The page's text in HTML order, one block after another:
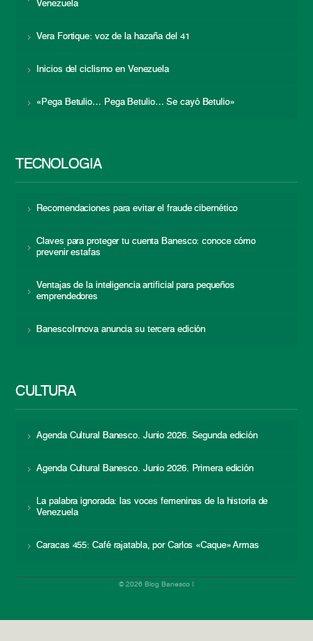
Venezuela
Vera Fortique: voz de la hazaña del 41
Inicios del ciclismo en Venezuela
«Pega Betulio… Pega Betulio… Se cayó Betulio»
TECNOLOGÍA
Recomendaciones para evitar el fraude cibernético
Claves para proteger tu cuenta Banesco: conoce cómo
prevenir estafas
Ventajas de la inteligencia artificial para pequeños
emprendedores
BanescoInnova anuncia su tercera edición
CULTURA
Agenda Cultural Banesco. Junio 2026. Segunda edición
Agenda Cultural Banesco. Junio 2026. Primera edición
La palabra ignorada: las voces femeninas de la historia de
Venezuela
Caracas 455: Café rajatabla, por Carlos «Caque» Armas
© 2026 Blog Banesco |